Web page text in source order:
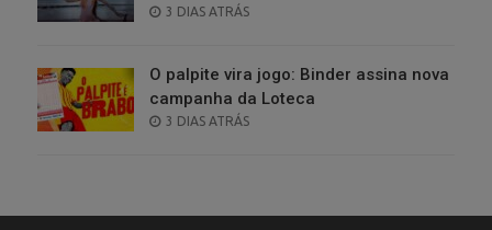
POSTED
3 DIAS ATRÁS
O palpite vira jogo: Binder assina nova
campanha da Loteca
POSTED
3 DIAS ATRÁS